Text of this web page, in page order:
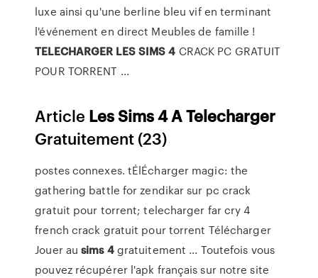
luxe ainsi qu'une berline bleu vif en terminant
l'événement en direct Meubles de famille !
TELECHARGER LES SIMS 4 CRACK PC GRATUIT
POUR TORRENT ...
Article LesSims4ATelecharger
Gratuitement (23)
postes connexes. tÉlÉcharger magic: the
gathering battle for zendikar sur pc crack
gratuit pour torrent; telecharger far cry 4
french crack gratuit pour torrent Télécharger
Jouer ausims 4gratuitement ... Toutefois vous
pouvez récupérer l'apk français sur notre site